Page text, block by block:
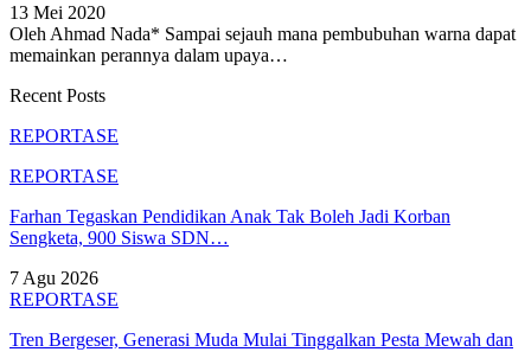
13 Mei 2020
Oleh Ahmad Nada* Sampai sejauh mana pembubuhan warna dapat
memainkan perannya dalam upaya…
Recent Posts
REPORTASE
REPORTASE
Farhan Tegaskan Pendidikan Anak Tak Boleh Jadi Korban
Sengketa, 900 Siswa SDN…
7 Agu 2026
REPORTASE
Tren Bergeser, Generasi Muda Mulai Tinggalkan Pesta Mewah dan